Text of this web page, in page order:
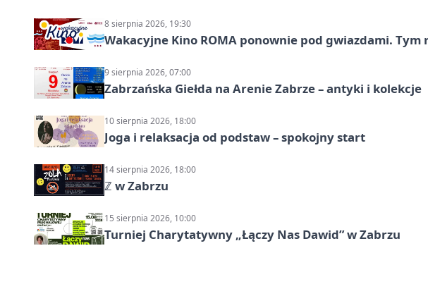
8 sierpnia 2026, 19:30
Wakacyjne Kino ROMA ponownie pod gwiazdami. Tym
9 sierpnia 2026, 07:00
Zabrzańska Giełda na Arenie Zabrze – antyki i kolekcje
10 sierpnia 2026, 18:00
Joga i relaksacja od podstaw – spokojny start
14 sierpnia 2026, 18:00
ℤ w Zabrzu
15 sierpnia 2026, 10:00
Turniej Charytatywny „Łączy Nas Dawid” w Zabrzu